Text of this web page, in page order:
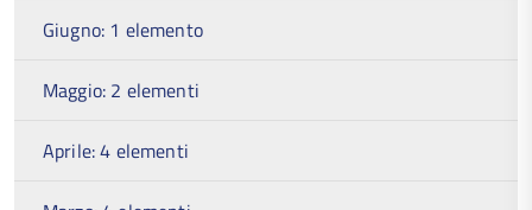
Giugno: 1 elemento
Maggio: 2 elementi
Aprile: 4 elementi